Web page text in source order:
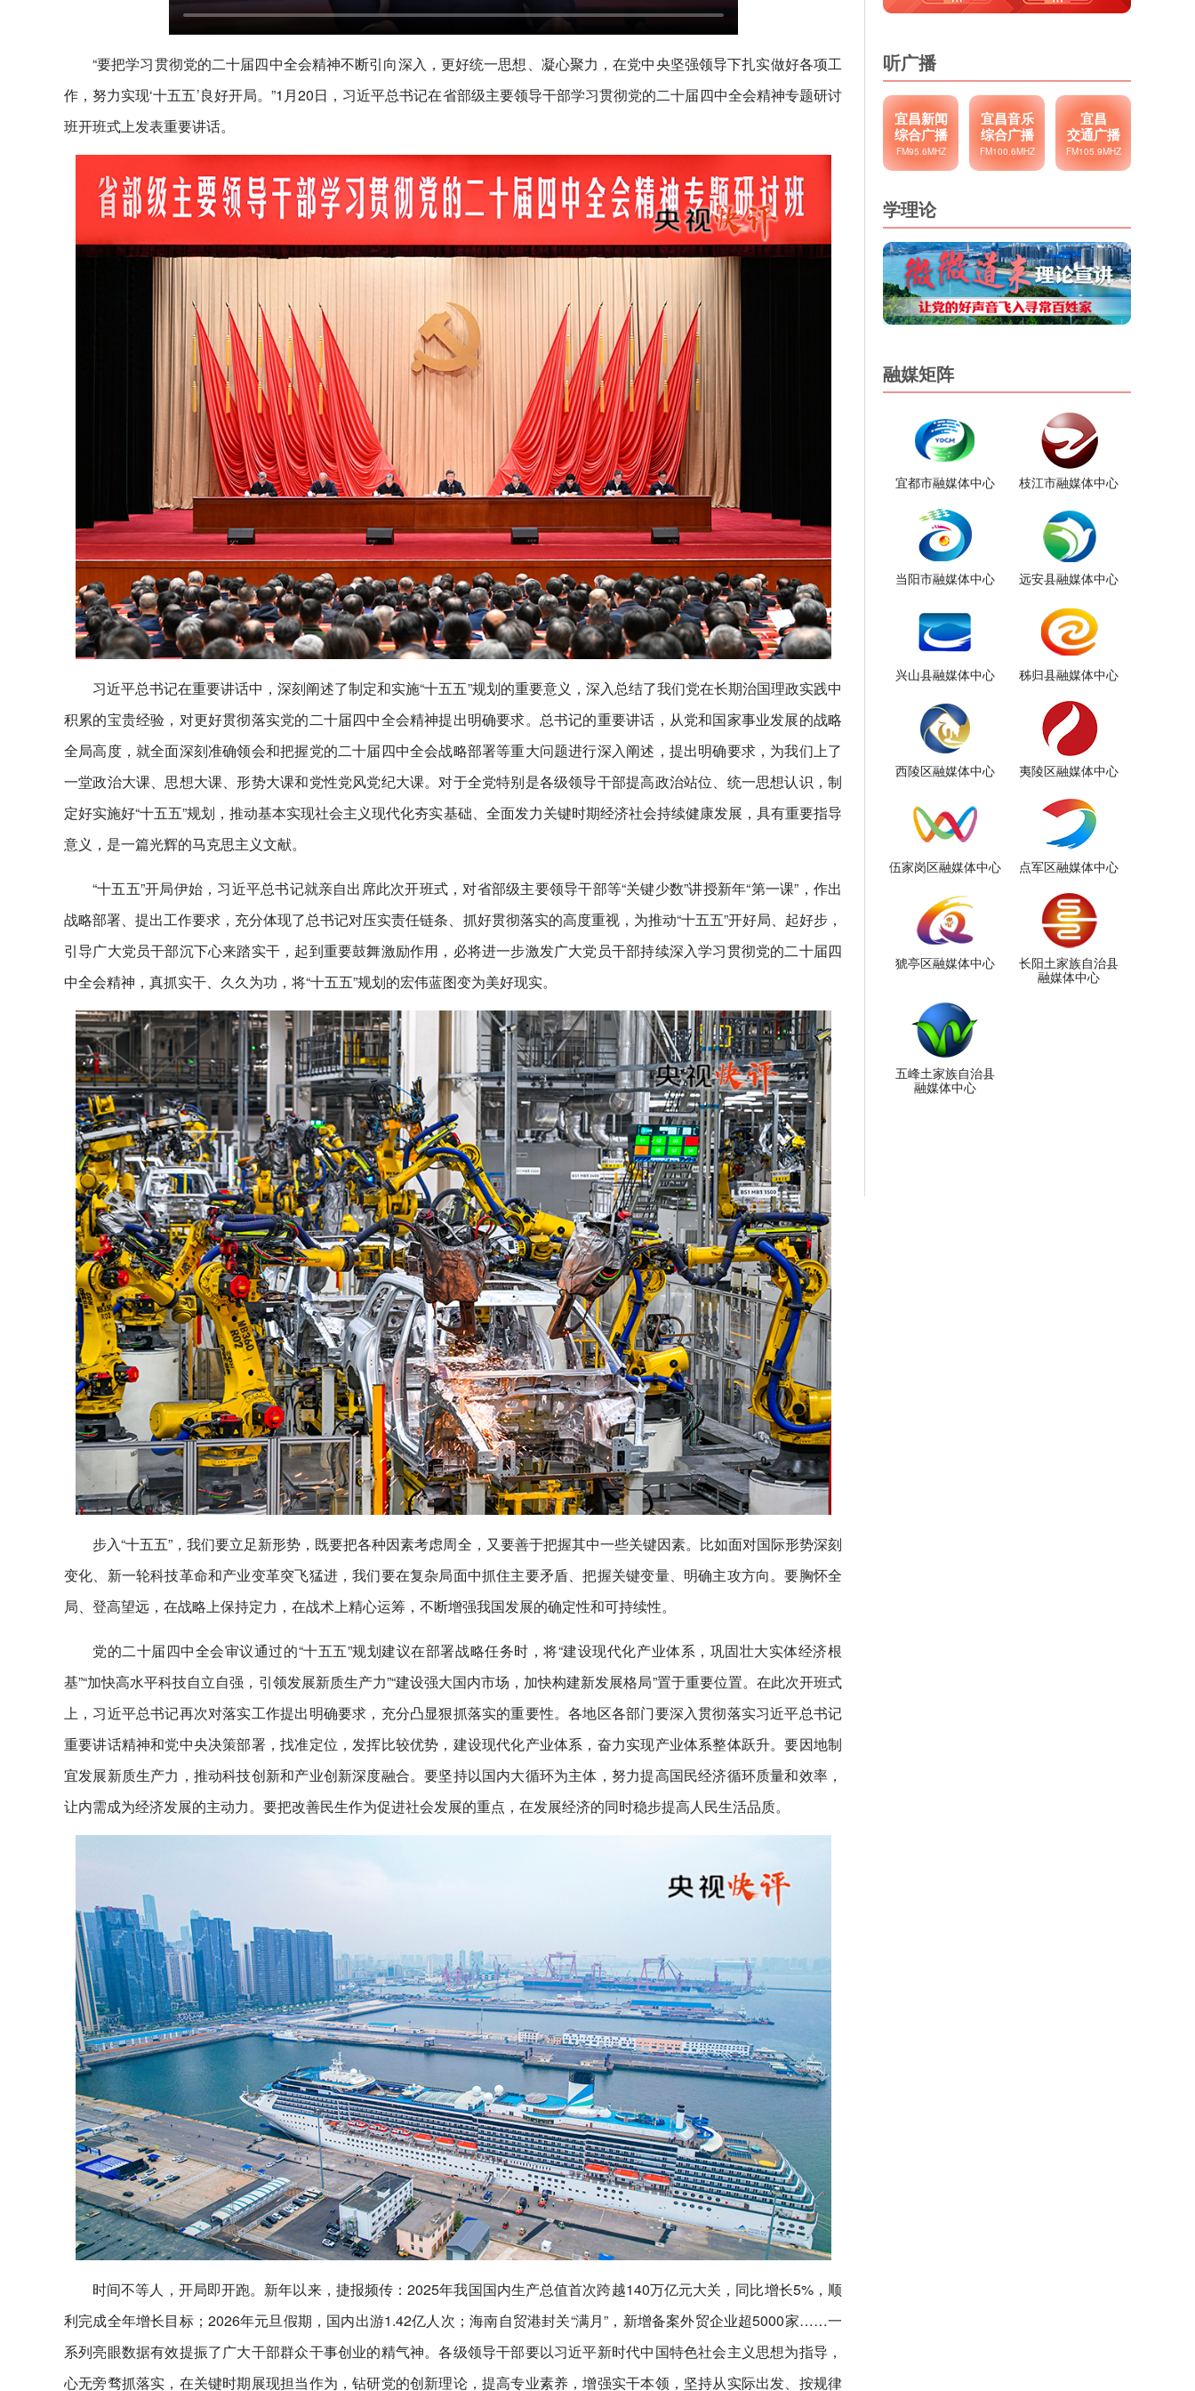
“要把学习贯彻党的二十届四中全会精神不断引向深入，更好统一思想、凝心聚力，在党中央坚强领导下扎实做好各项工
作，努力实现‘十五五’良好开局。”1月20日，习近平总书记在省部级主要领导干部学习贯彻党的二十届四中全会精神专题研讨
班开班式上发表重要讲话。
习近平总书记在重要讲话中，深刻阐述了制定和实施“十五五”规划的重要意义，深入总结了我们党在长期治国理政实践中
积累的宝贵经验，对更好贯彻落实党的二十届四中全会精神提出明确要求。总书记的重要讲话，从党和国家事业发展的战略
全局高度，就全面深刻准确领会和把握党的二十届四中全会战略部署等重大问题进行深入阐述，提出明确要求，为我们上了
一堂政治大课、思想大课、形势大课和党性党风党纪大课。对于全党特别是各级领导干部提高政治站位、统一思想认识，制
定好实施好“十五五”规划，推动基本实现社会主义现代化夯实基础、全面发力关键时期经济社会持续健康发展，具有重要指导
意义，是一篇光辉的马克思主义文献。
“十五五”开局伊始，习近平总书记就亲自出席此次开班式，对省部级主要领导干部等“关键少数”讲授新年“第一课”，作出
战略部署、提出工作要求，充分体现了总书记对压实责任链条、抓好贯彻落实的高度重视，为推动“十五五”开好局、起好步，
引导广大党员干部沉下心来踏实干，起到重要鼓舞激励作用，必将进一步激发广大党员干部持续深入学习贯彻党的二十届四
中全会精神，真抓实干、久久为功，将“十五五”规划的宏伟蓝图变为美好现实。
步入“十五五”，我们要立足新形势，既要把各种因素考虑周全，又要善于把握其中一些关键因素。比如面对国际形势深刻
变化、新一轮科技革命和产业变革突飞猛进，我们要在复杂局面中抓住主要矛盾、把握关键变量、明确主攻方向。要胸怀全
局、登高望远，在战略上保持定力，在战术上精心运筹，不断增强我国发展的确定性和可持续性。
党的二十届四中全会审议通过的“十五五”规划建议在部署战略任务时，将“建设现代化产业体系，巩固壮大实体经济根
基”“加快高水平科技自立自强，引领发展新质生产力”“建设强大国内市场，加快构建新发展格局”置于重要位置。在此次开班式
上，习近平总书记再次对落实工作提出明确要求，充分凸显狠抓落实的重要性。各地区各部门要深入贯彻落实习近平总书记
重要讲话精神和党中央决策部署，找准定位，发挥比较优势，建设现代化产业体系，奋力实现产业体系整体跃升。要因地制
宜发展新质生产力，推动科技创新和产业创新深度融合。要坚持以国内大循环为主体，努力提高国民经济循环质量和效率，
让内需成为经济发展的主动力。要把改善民生作为促进社会发展的重点，在发展经济的同时稳步提高人民生活品质。
时间不等人，开局即开跑。新年以来，捷报频传：2025年我国国内生产总值首次跨越140万亿元大关，同比增长5%，顺
利完成全年增长目标；2026年元旦假期，国内出游1.42亿人次；海南自贸港封关“满月”，新增备案外贸企业超5000家……一
系列亮眼数据有效提振了广大干部群众干事创业的精气神。各级领导干部要以习近平新时代中国特色社会主义思想为指导，
心无旁骛抓落实，在关键时期展现担当作为，钻研党的创新理论，提高专业素养，增强实干本领，坚持从实际出发、按规律
听广播
宜昌新闻
综合广播
FM95.6MHZ
宜昌音乐
综合广播
FM100.6MHZ
宜昌
交通广播
FM105.9MHZ
学理论
融媒矩阵
宜都市融媒体中心 枝江市融媒体中心
当阳市融媒体中心 远安县融媒体中心
兴山县融媒体中心 秭归县融媒体中心
西陵区融媒体中心 夷陵区融媒体中心
伍家岗区融媒体中心 点军区融媒体中心
猇亭区融媒体中心
长阳土家族自治县
融媒体中心
五峰土家族自治县
融媒体中心